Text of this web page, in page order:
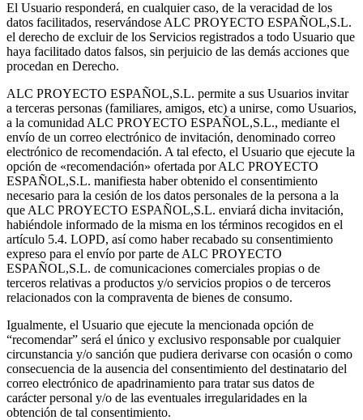
El Usuario responderá, en cualquier caso, de la veracidad de los
datos facilitados, reservándose ALC PROYECTO ESPAÑOL,S.L.
el derecho de excluir de los Servicios registrados a todo Usuario que
haya facilitado datos falsos, sin perjuicio de las demás acciones que
procedan en Derecho.
ALC PROYECTO ESPAÑOL,S.L. permite a sus Usuarios invitar
a terceras personas (familiares, amigos, etc) a unirse, como Usuarios,
a la comunidad ALC PROYECTO ESPAÑOL,S.L., mediante el
envío de un correo electrónico de invitación, denominado correo
electrónico de recomendación. A tal efecto, el Usuario que ejecute la
opción de «recomendación» ofertada por ALC PROYECTO
ESPAÑOL,S.L. manifiesta haber obtenido el consentimiento
necesario para la cesión de los datos personales de la persona a la
que ALC PROYECTO ESPAÑOL,S.L. enviará dicha invitación,
habiéndole informado de la misma en los términos recogidos en el
artículo 5.4. LOPD, así como haber recabado su consentimiento
expreso para el envío por parte de ALC PROYECTO
ESPAÑOL,S.L. de comunicaciones comerciales propias o de
terceros relativas a productos y/o servicios propios o de terceros
relacionados con la compraventa de bienes de consumo.
Igualmente, el Usuario que ejecute la mencionada opción de
“recomendar” será el único y exclusivo responsable por cualquier
circunstancia y/o sanción que pudiera derivarse con ocasión o como
consecuencia de la ausencia del consentimiento del destinatario del
correo electrónico de apadrinamiento para tratar sus datos de
carácter personal y/o de las eventuales irregularidades en la
obtención de tal consentimiento.